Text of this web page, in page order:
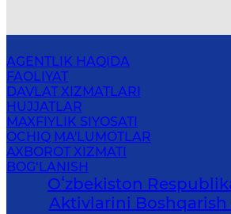
AGENTLIK HAQIDA
FAOLIYAT
DAVLAT XIZMATLARI
HUJJATLAR
MAXFIYLIK SIYOSATI
OCHIQ MA'LUMOTLAR
AXBOROT XIZMATI
BOG‘LANISH
Oʻzbekiston
Aktivlarini